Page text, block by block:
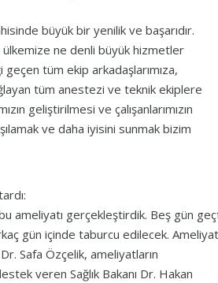
büyük bir yenilik ve başarıdır.
ülkemize ne denli büyük hizmetler
tüm ekip arkadaşlarımıza,
tüm anestezi ve teknik ekiplere
geliştirilmesi ve çalışanlarımızın
ve daha iyisini sunmak bizim
ameliyatı gerçekleştirdik. Beş gün
gün içinde taburcu edilecek. Ameliyat
Safa Özçelik, ameliyatların
veren Sağlık Bakanı Dr. Hakan